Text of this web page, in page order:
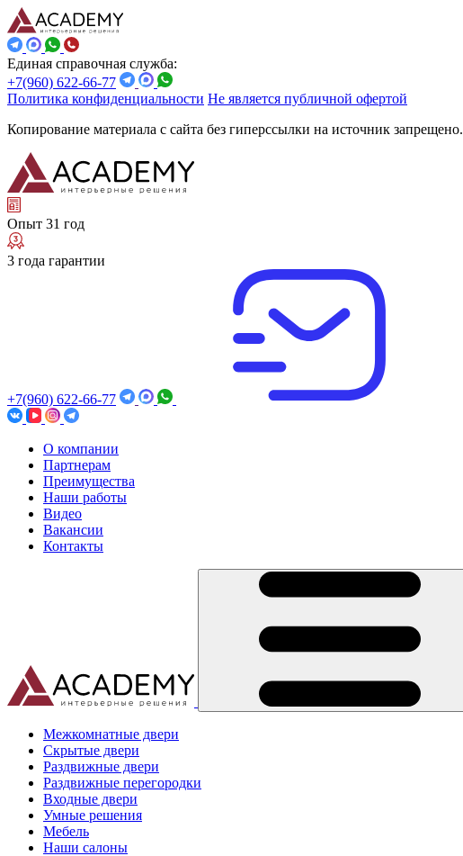
Единая справочная служба:
+7(960) 622-66-77
Политика конфиденциальности Не является публичной офертой
Копирование материала с сайта без гиперссылки на источник запрещено.
Опыт 31 год
3 года гарантии
+7(960) 622-66-77
О компании
Партнерам
Преимущества
Наши работы
Видео
Вакансии
Контакты
Межкомнатные двери
Скрытые двери
Раздвижные двери
Раздвижные перегородки
Входные двери
Умные решения
Мебель
Наши салоны